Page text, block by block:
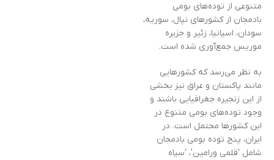
متنوعی از توده‌های بومی
بادمجان از کشورهای نپال، سوریه،
سودان، اسپانیا، زئیر و جزیره
موریس جمع‌آوری شده است.
به نظر می‌رسد که کشورهایی
مانند پاکستان و عراق نیز بخشی
از این زنجیره جغرافیایی باشند و
وجود توده‌های بومی متنوع در
این کشورها محتمل است. در
ایران، پنج توده بومی بادمجان
شامل ‘قلمی ورامین’، ‘سیاه